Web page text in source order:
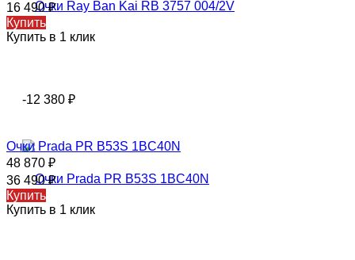
16 490₽
Купить
Купить в 1 клик
-12 380 ₽
Очки Prada PR B53S 1BC40N
48 870 ₽
36 490₽
Купить
Купить в 1 клик